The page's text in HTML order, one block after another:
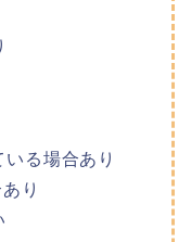
る場合あり
り